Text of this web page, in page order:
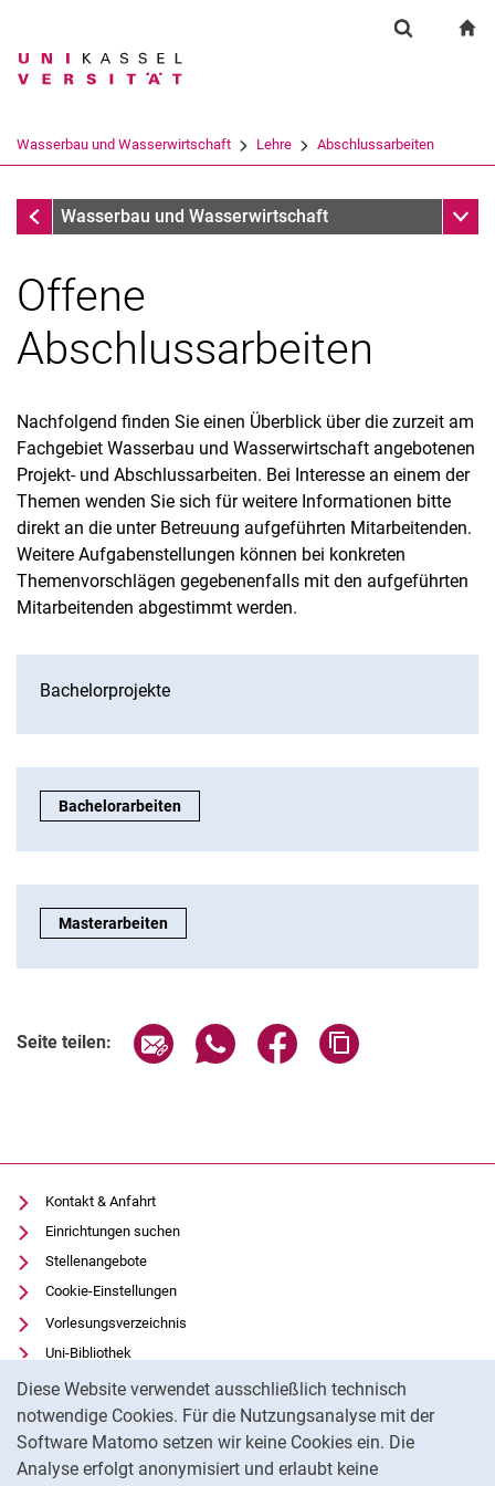
Springe direkt zu: Inhalt
Springe direkt zu: Suche
Springe direkt zu:
Diese Website verwendet ausschließlich technisch
notwendige Cookies. Für die Nutzungsanalyse mit der
Software Matomo setzen wir keine Cookies ein. Die
Analyse erfolgt anonymisiert und erlaubt keine
Suchbegriff
Suchen (öffnet externen Link in einem
Wasserbau und Wasserwirtschaft Lehre Abschlussarbeiten
LehreWasserbau und Wasserwirtschaft
Lehrveranstaltungen des Fachgebietes Wasserbau und
Wasserwirtschaft
Abschlussarbeiten
Bachelorarbeiten
Masterarbeiten
Offene
Abschlussarbeiten
Nachfolgend finden Sie einen Überblick über die zurzeit am
Fachgebiet Wasserbau und Wasserwirtschaft angebotenen
Projekt- und Abschlussarbeiten. Bei Interesse an einem der
Themen wenden Sie sich für weitere Informationen bitte
direkt an die unter Betreuung aufgeführten Mitarbeitenden.
Weitere Aufgabenstellungen können bei konkreten
Themenvorschlägen gegebenenfalls mit den aufgeführten
Mitarbeitenden abgestimmt werden.
Bachelorprojekte:
Bachelorprojekte
Bachelorarbeiten:
Bachelorarbeiten
Masterarbeiten:
Masterarbeiten
Seite teilen: Seite über E-Mail teilen
Seite über WhatsApp teilen
Seite über Facebook
Kontakt & Anfahrt
Einrichtungen suchen
Stellenangebote
Cookie-Einstellungen
Vorlesungsverzeichnis
Uni-Bibliothek
Moodle
Panopto
Datenschutz
Barrierefreiheit